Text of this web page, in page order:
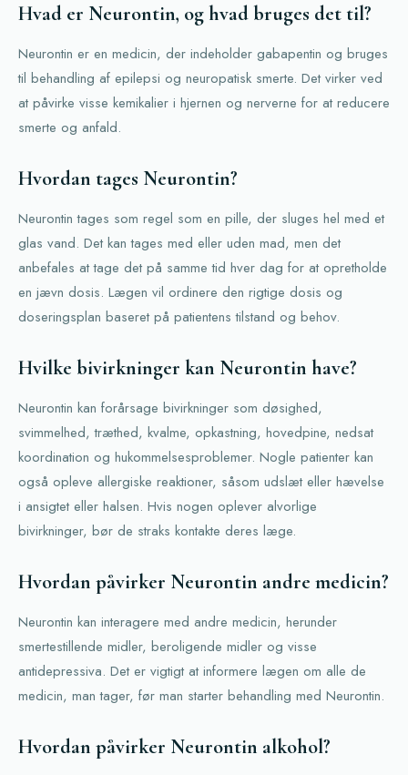
Hvad er Neurontin, og hvad bruges det til?
Neurontin er en medicin, der indeholder gabapentin og bruges
til behandling af epilepsi og neuropatisk smerte. Det virker ved
at påvirke visse kemikalier i hjernen og nerverne for at reducere
smerte og anfald.
Hvordan tages Neurontin?
Neurontin tages som regel som en pille, der sluges hel med et
glas vand. Det kan tages med eller uden mad, men det
anbefales at tage det på samme tid hver dag for at opretholde
en jævn dosis. Lægen vil ordinere den rigtige dosis og
doseringsplan baseret på patientens tilstand og behov.
Hvilke bivirkninger kan Neurontin have?
Neurontin kan forårsage bivirkninger som døsighed,
svimmelhed, træthed, kvalme, opkastning, hovedpine, nedsat
koordination og hukommelsesproblemer. Nogle patienter kan
også opleve allergiske reaktioner, såsom udslæt eller hævelse
i ansigtet eller halsen. Hvis nogen oplever alvorlige
bivirkninger, bør de straks kontakte deres læge.
Hvordan påvirker Neurontin andre medicin?
Neurontin kan interagere med andre medicin, herunder
smertestillende midler, beroligende midler og visse
antidepressiva. Det er vigtigt at informere lægen om alle de
medicin, man tager, før man starter behandling med Neurontin.
Hvordan påvirker Neurontin alkohol?